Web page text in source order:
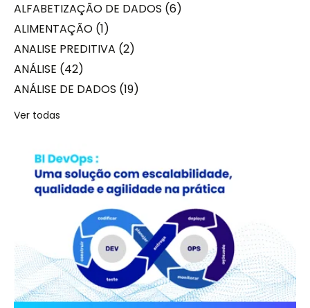
ALFABETIZAÇÃO DE DADOS (6)
ALIMENTAÇÃO (1)
ANALISE PREDITIVA (2)
ANÁLISE (42)
ANÁLISE DE DADOS (19)
Ver todas